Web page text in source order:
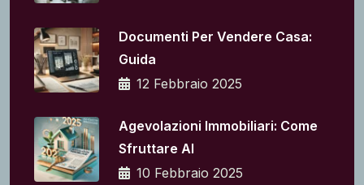
Documenti Per Vendere Casa:
Guida
12 Febbraio 2025
Agevolazioni Immobiliari: Come
Sfruttare Al
10 Febbraio 2025